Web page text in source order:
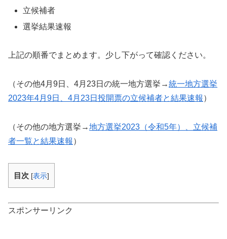
立候補者
選挙結果速報
上記の順番でまとめます。少し下がって確認ください。
（その他4月9日、4月23日の統一地方選挙→統一地方選挙
2023年4月9日、4月23日投開票の立候補者と結果速報 ）
（その他の地方選挙→地方選挙2023（令和5年）、立候補
者一覧と結果速報 ）
目次 [表示]
スポンサーリンク